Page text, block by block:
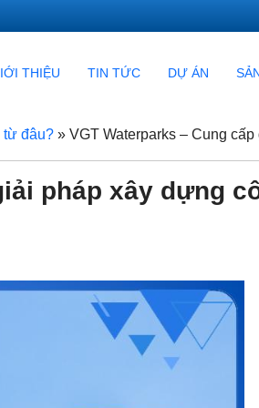
THIỆU TIN TỨC DỰ ÁN
từ đâu?» VGT Waterparks – Cung
pháp xây dựng